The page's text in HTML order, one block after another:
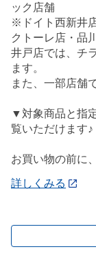
ック店舗
※ドイト西新井
クトーレ店・品
井戸店では、チ
ます。
また、一部店舗
▼対象商品と指
覧いただけます♪
お買い物の前に
詳しくみる